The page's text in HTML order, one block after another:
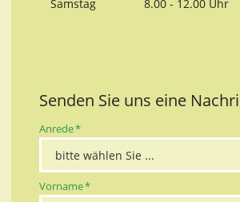
Samstag 8.00 - 12.00 Uhr
Senden Sie uns eine
Pflichtfeld
Anrede*
Pflichtfeld
Vorname*